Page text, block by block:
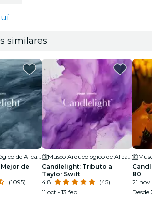
similares
de
(1095)
Candlelight: Tributo a
Taylor Swift
4.8
(45)
11 oct - 13 feb
80
21 nov
Desde